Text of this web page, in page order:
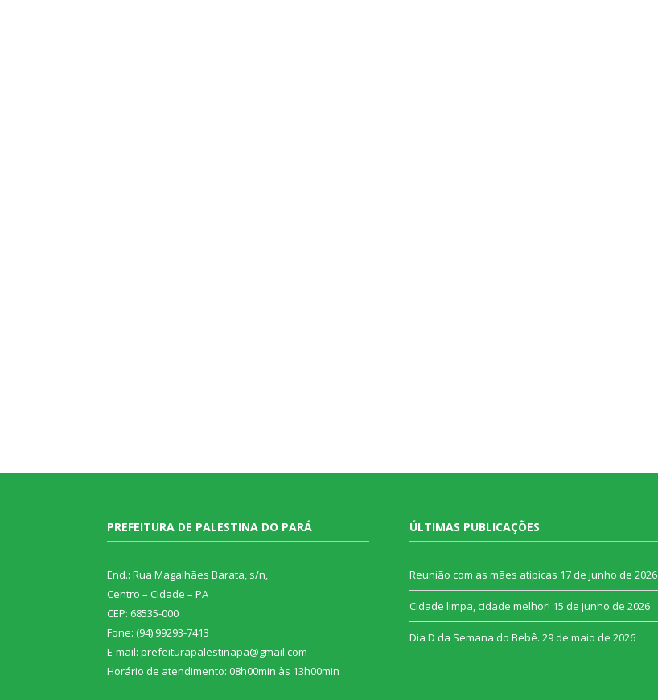
PREFEITURA DE PALESTINA DO PARÁ
End.: Rua Magalhães Barata, s/n,
Centro – Cidade – PA
CEP: 68535-000
Fone: (94) 99293-7413
E-mail: prefeiturapalestinapa@gmail.com
Horário de atendimento: 08h00min às 13h00min
ÚLTIMAS PUBLICAÇÕES
Reunião com as mães atípicas 17 de junho de 2026
Cidade limpa, cidade melhor! 15 de junho de 2026
Dia D da Semana do Bebê. 29 de maio de 2026